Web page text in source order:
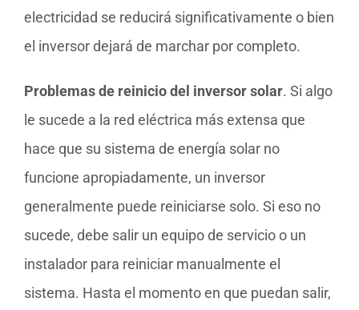
electricidad se reducirá significativamente o bien
el inversor dejará de marchar por completo.
Problemas de reinicio del inversor solar. Si algo
le sucede a la red eléctrica más extensa que
hace que su sistema de energía solar no
funcione apropiadamente, un inversor
generalmente puede reiniciarse solo. Si eso no
sucede, debe salir un equipo de servicio o un
instalador para reiniciar manualmente el
sistema. Hasta el momento en que puedan salir,